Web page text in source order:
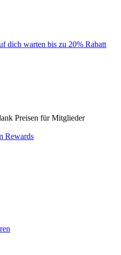
dich warten bis zu 20% Rabatt
Preisen für Mitglieder
Rewards